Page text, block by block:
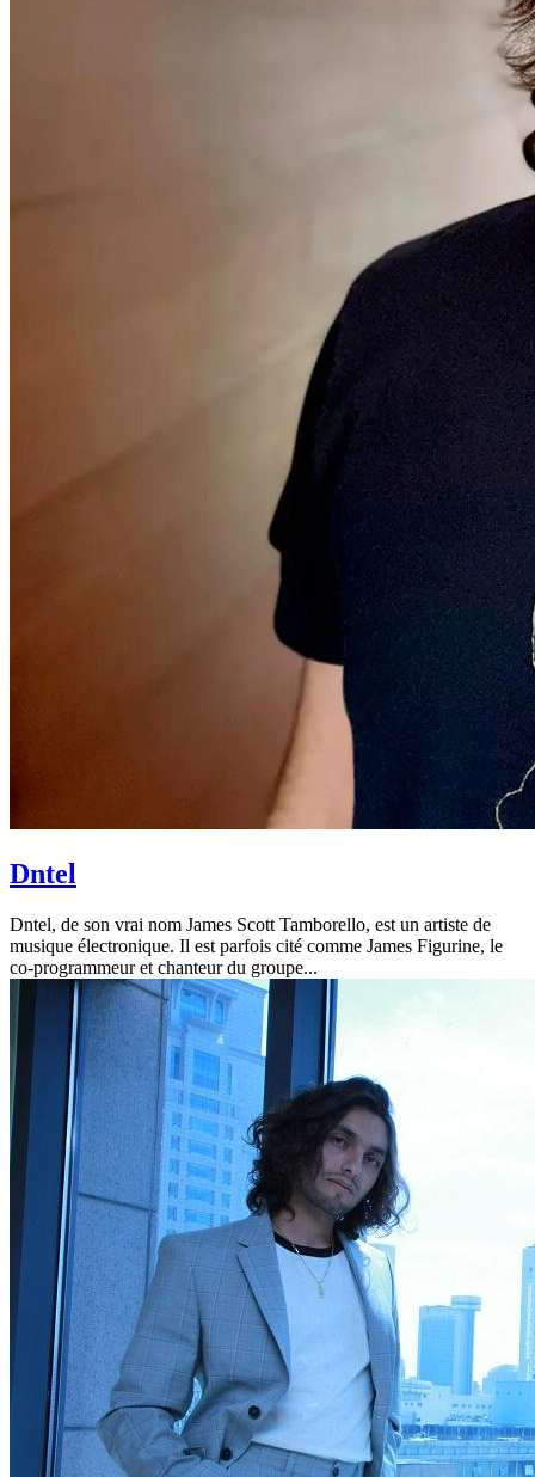
Dntel
Dntel, de son vrai nom James Scott Tamborello, est un artiste de
musique électronique. Il est parfois cité comme James Figurine, le
co-programmeur et chanteur du groupe...